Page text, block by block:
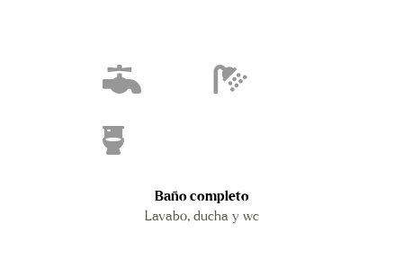
Baño completo
Lavabo, ducha y wc